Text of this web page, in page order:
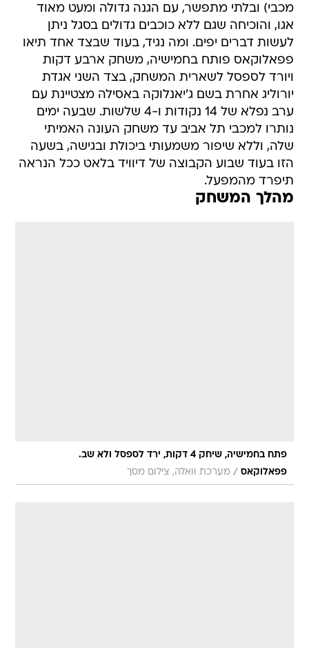
מכבי) ובלתי מתפשר, עם הגנה גדולה ומעט מאוד
אגו, והוכיחה שגם ללא כוכבים גדולים בסגל ניתן
לעשות דברים יפים. ומה נגיד, בעוד שבצד אחד תיאו
פפאלוקאס פותח בחמישיה, משחק ארבע דקות
ויורד לספסל לשארית המשחק, בצד השני אגדת
יורוליג אחרת בשם ג'יאנלוקה באסילה מצטיינת עם
ערב נפלא של 14 נקודות ו-4 שלשות. שבעה ימים
נותרו למכבי תל אביב עד משחק העונה האמיתי
שלה, וללא שיפור משמעותי ביכולת ובגישה, בשעה
הזו בעוד שבוע הקבוצה של דיוויד בלאט ככל הנראה
תיפרד מהמפעל.
מהלך המשחק
פתח בחמישיה, שיחק 4 דקות, ירד לספסל ולא שב.
פפאלוקאס / מערכת וואלה, צילום מסך